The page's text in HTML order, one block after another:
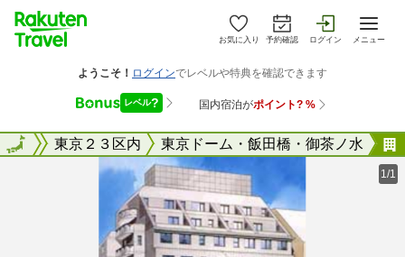
お気に入り 予約確認 ログイン メニュー
京都 東京２３区内 東京ドーム・飯田橋・御茶ノ水
全国
1/1